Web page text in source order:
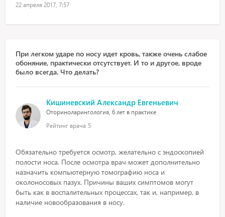
22 апреля 2017, 7:57
При легком ударе по носу идет кровь, также очень слабое
обоняние, практически отсутствует. И то и другое, вроде
было всегда. Что делать?
Кишиневский Александр Евгеньевич
Оториноларингология, 6 лет в практике
Рейтинг врача 5
Обязательно требуется осмотр, желательно с эндоскопией
полости носа. После осмотра врач может дополнительно
назначить компьютерную томографию носа и
околоносовых пазух. Причины ваших симптомов могут
быть как в воспалительных процессах, так и, например, в
наличие новообразования в носу.